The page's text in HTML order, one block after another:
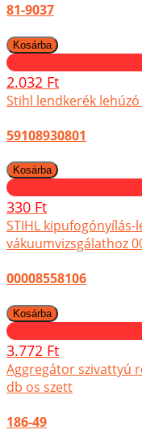
81-9037
2.032 Ft
Stihl lendkerék
59108930801
330 Ft
STIHL
vákuumvizsgálathoz
00008558106
3.772 Ft
Aggregátor szivattyú
db os szett
186-49